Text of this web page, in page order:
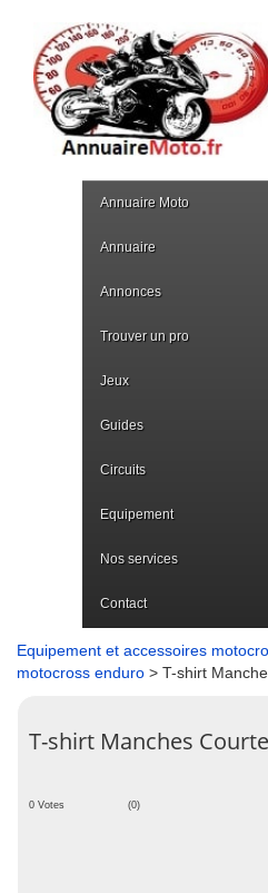
Annuaire Moto
Annuaire
Annonces
Trouver un pro
Jeux
Guides
Circuits
Equipement
Nos services
Contact
Equipement et accessoires
motocross enduro > T-shirt
T-shirt Manches
0 Votes (0)